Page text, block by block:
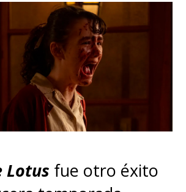
Lotus fue otro éxito